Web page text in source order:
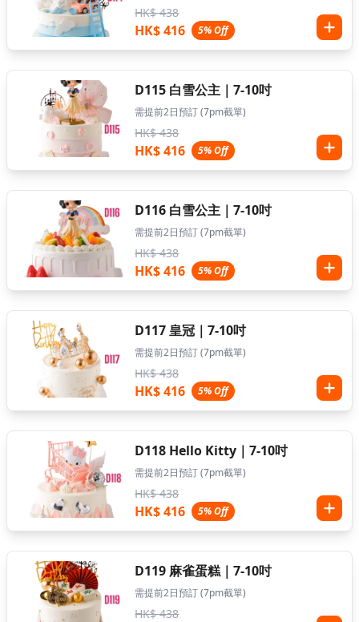
HK$ 438
HK$ 416 5% Off
D115 白雪公主｜7-10吋
需提前2日預訂 (7pm截單)
HK$ 438
HK$ 416 5% Off
D116 白雪公主｜7-10吋
需提前2日預訂 (7pm截單)
HK$ 438
HK$ 416 5% Off
D117 皇冠｜7-10吋
需提前2日預訂 (7pm截單)
HK$ 438
HK$ 416 5% Off
D118 Hello Kitty｜7-10吋
需提前2日預訂 (7pm截單)
HK$ 438
HK$ 416 5% Off
D119 麻雀蛋糕｜7-10吋
需提前2日預訂 (7pm截單)
HK$ 438